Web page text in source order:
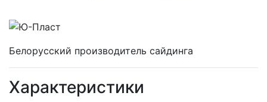
Белорусский производитель сайдинга
Характеристики